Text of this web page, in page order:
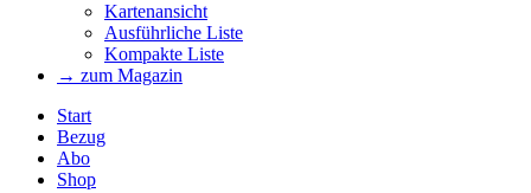
Kartenansicht
Ausführliche Liste
Kompakte Liste
→ zum Magazin
Start
Bezug
Abo
Shop